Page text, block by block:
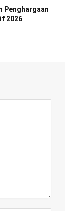
Penghargaan
2026